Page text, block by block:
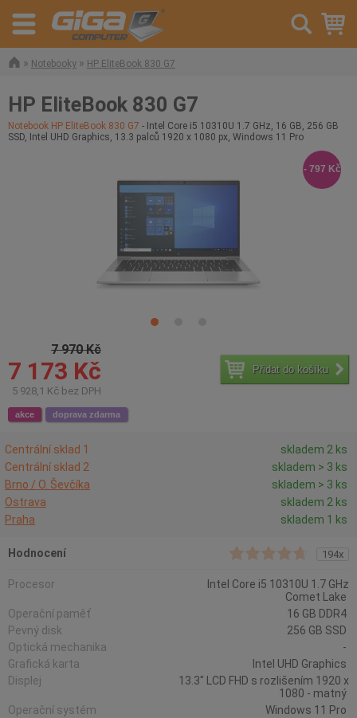
» Notebooky » HP EliteBook 830 G7
HP EliteBook 830 G7
Notebook HP EliteBook 830 G7 - Intel Core i5 10310U 1.7 GHz, 16 GB, 256 GB
SSD, Intel UHD Graphics, 13.3 palců 1920 x 1080 px, Windows 11 Pro
7 970 Kč
7 173 Kč
5 928,1 Kč bez DPH
Přidat do košíku
akce doprava zdarma
- 797 Kč
Centrální sklad 1
skladem 2 ks
Centrální sklad 2
skladem > 3 ks
Brno / O. Ševčíka
skladem > 3 ks
Ostrava
skladem 2 ks
Praha
skladem 1 ks
Hodnocení 194x
Procesor
Intel Core i5 10310U 1.7 GHz
Comet Lake
Operační paměť
16 GB DDR4
Pevný disk
256 GB SSD
Optická mechanika
-
Grafická karta
Intel UHD Graphics
Displej
13.3" LCD FHD s rozlišením 1920 x
1080 - matný
Operační systém
Windows 11 Pro